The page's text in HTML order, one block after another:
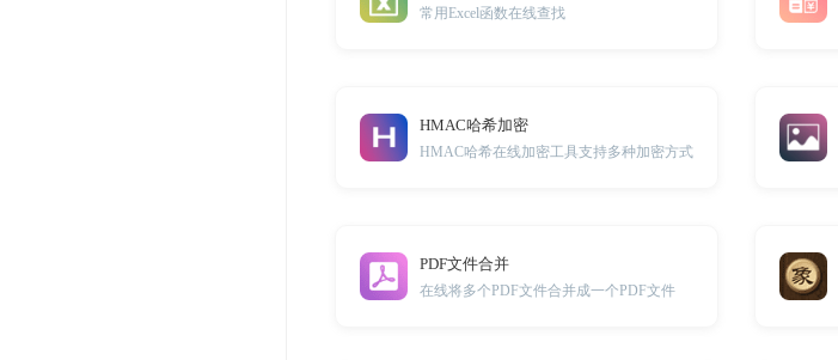
常用Excel函数在线查找
HMAC哈希加密
HMAC哈希在线加密工具支持多种加密方式
PDF文件合并
在线将多个PDF文件合并成一个PDF文件